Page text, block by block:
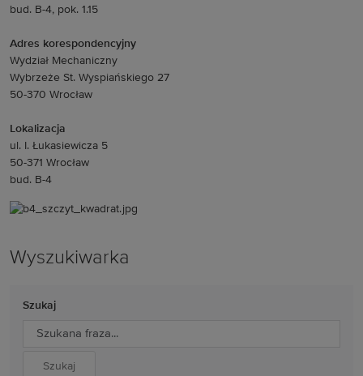
bud. B-4, pok. 1.15
Adres korespondencyjny
Wydział Mechaniczny
Wybrzeże St. Wyspiańskiego 27
50-370 Wrocław
Lokalizacja
ul. I. Łukasiewicza 5
50-371 Wrocław
bud. B-4
Wyszukiwarka
Szukaj